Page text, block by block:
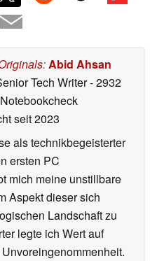
:Abid Ahsan
Tech Writer- 2932
seit 2023
als technikbegeisterter
ersten PC
mich meine unstillbare
Aspekt dieser sich
Landschaft zu
legte ich Wert auf